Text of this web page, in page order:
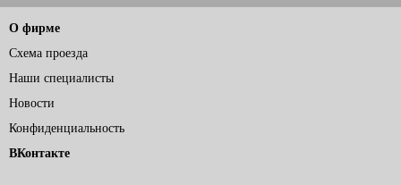
О фирме
Схема проезда
Наши специалисты
Новости
Конфиденциальность
ВКонтакте